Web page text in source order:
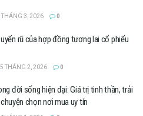
THÁNG 3, 2026 0
rũ của hợp đồng tương lai cổ phiếu
THÁNG 2, 2026 0
đời sống hiện đại: Giá trị tinh thần, trải
chọn nơi mua uy tín